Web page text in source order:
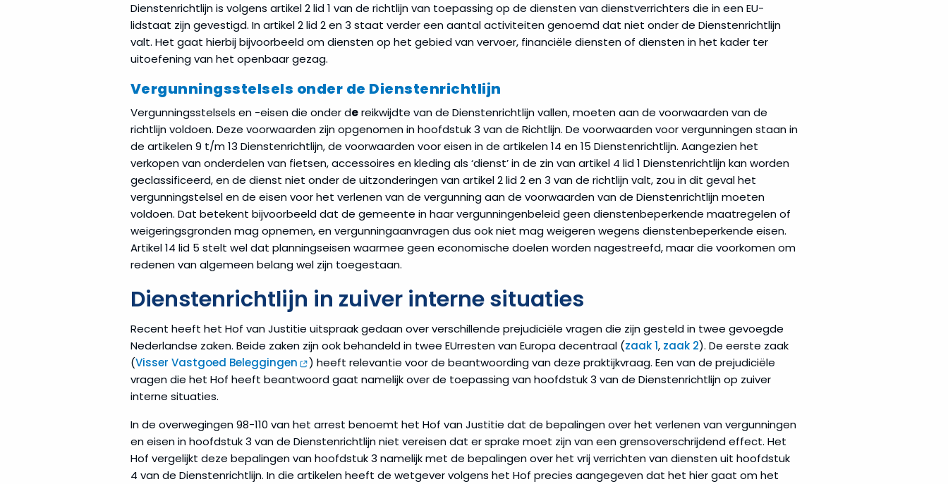
Dienstenrichtlijn is volgens artikel 2 lid 1 van de richtlijn van toepassing op de diensten van dienstverrichters die in een EU-
lidstaat zijn gevestigd. In artikel 2 lid 2 en 3 staat verder een aantal activiteiten genoemd dat niet onder de Dienstenrichtlijn
valt. Het gaat hierbij bijvoorbeeld om diensten op het gebied van vervoer, financiële diensten of diensten in het kader ter
uitoefening van het openbaar gezag.
Vergunningsstelsels onder de Dienstenrichtlijn
Vergunningsstelsels en -eisen die onder dereikwijdte van de Dienstenrichtlijn vallen, moeten aan de voorwaarden van de
richtlijn voldoen. Deze voorwaarden zijn opgenomen in hoofdstuk 3 van de Richtlijn. De voorwaarden voor vergunningen staan in
de artikelen 9 t/m 13 Dienstenrichtlijn, de voorwaarden voor eisen in de artikelen 14 en 15 Dienstenrichtlijn. Aangezien het
verkopen van onderdelen van fietsen, accessoires en kleding als ‘dienst’ in de zin van artikel 4 lid 1 Dienstenrichtlijn kan worden
geclassificeerd, en de dienst niet onder de uitzonderingen van artikel 2 lid 2 en 3 van de richtlijn valt, zou in dit geval het
vergunningstelsel en de eisen voor het verlenen van de vergunning aan de voorwaarden van de Dienstenrichtlijn moeten
voldoen. Dat betekent bijvoorbeeld dat de gemeente in haar vergunningenbeleid geen dienstenbeperkende maatregelen of
weigeringsgronden mag opnemen, en vergunningaanvragen dus ook niet mag weigeren wegens dienstenbeperkende eisen.
Artikel 14 lid 5 stelt wel dat planningseisen waarmee geen economische doelen worden nagestreefd, maar die voorkomen om
redenen van algemeen belang wel zijn toegestaan.
Dienstenrichtlijn in zuiver interne situaties
Recent heeft het Hof van Justitie uitspraak gedaan over verschillende prejudiciële vragen die zijn gesteld in twee gevoegde
Nederlandse zaken. Beide zaken zijn ook behandeld in twee EUrresten van Europa decentraal (zaak 1, zaak 2). De eerste zaak
(Visser Vastgoed Beleggingen
) heeft relevantie voor de beantwoording van deze praktijkvraag. Een van de prejudiciële
vragen die het Hof heeft beantwoord gaat namelijk over de toepassing van hoofdstuk 3 van de Dienstenrichtlijn op zuiver
interne situaties.
In de overwegingen 98-110 van het arrest benoemt het Hof van Justitie dat de bepalingen over het verlenen van vergunningen
en eisen in hoofdstuk 3 van de Dienstenrichtlijn niet vereisen dat er sprake moet zijn van een grensoverschrijdend effect. Het
Hof vergelijkt deze bepalingen van hoofdstuk 3 namelijk met de bepalingen over het vrij verrichten van diensten uit hoofdstuk
4 van de Dienstenrichtlijn. In die artikelen heeft de wetgever volgens het Hof precies aangegeven dat het hier gaat om het